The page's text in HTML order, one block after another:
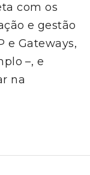
com os
e gestão
e Gateways,
–, e
na